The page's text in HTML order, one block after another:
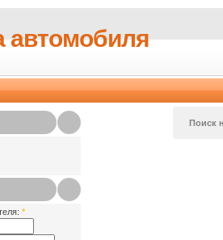
автомобиля
Поиск
*